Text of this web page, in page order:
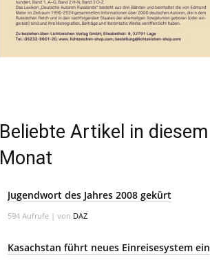
Beliebte Artikel in diesem
Monat
Jugendwort des Jahres 2008 gekürt
594 Aufrufe | von DAZ
Kasachstan führt neues Einreisesystem ein